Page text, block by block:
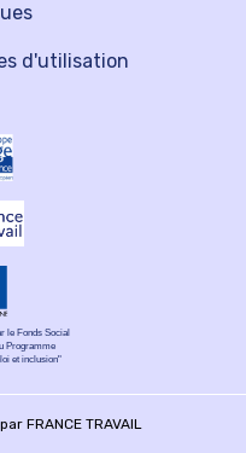
d'utilisation
le Fonds Social
Programme
et inclusion"
FRANCE TRAVAIL